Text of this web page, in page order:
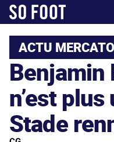
ACTU MERCATO
Benjamin
n’est
Stade